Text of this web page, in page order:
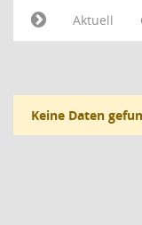
Aktuell
Keine Daten